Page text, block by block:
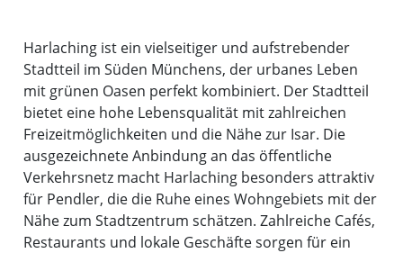
Harlaching ist ein vielseitiger und aufstrebender
Stadtteil im Süden Münchens, der urbanes Leben
mit grünen Oasen perfekt kombiniert. Der Stadtteil
bietet eine hohe Lebensqualität mit zahlreichen
Freizeitmöglichkeiten und die Nähe zur Isar. Die
ausgezeichnete Anbindung an das öffentliche
Verkehrsnetz macht Harlaching besonders attraktiv
für Pendler, die die Ruhe eines Wohngebiets mit der
Nähe zum Stadtzentrum schätzen. Zahlreiche Cafés,
Restaurants und lokale Geschäfte sorgen für ein